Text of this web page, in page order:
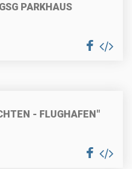
PARKHAUS
- FLUGHAFEN"